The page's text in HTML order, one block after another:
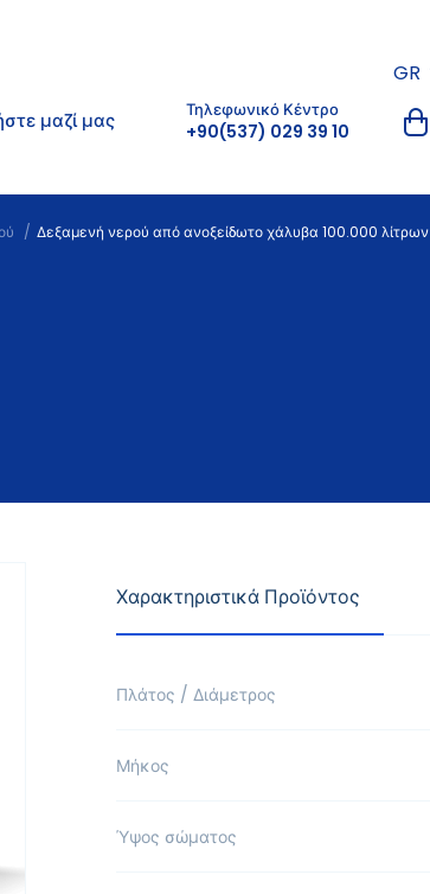
GR
μαζί μας Τηλεφωνικό Κέντρο
+90(537) 029 39 10
Δεξαμενή νερού από ανοξείδωτο χάλυβα 100.000 λίτρων
Χαρακτηριστικά Προϊόντος
Πλάτος / Διάμετρος
Μήκος
Ύψος σώματος